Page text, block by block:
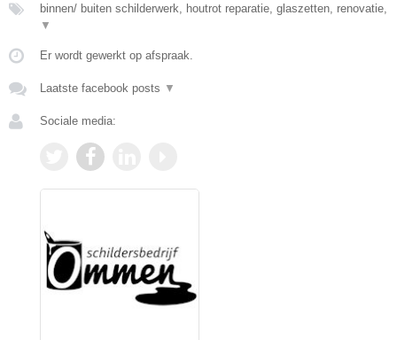
binnen/ buiten schilderwerk, houtrot reparatie, glaszetten, renovatie,
▼
Er wordt gewerkt op afspraak.
Laatste facebook posts ▼
Sociale media: